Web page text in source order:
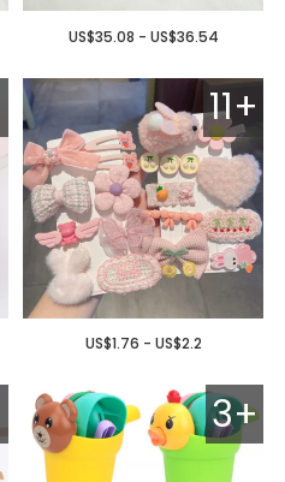
US$35.08 - US$36.54
11+
US$1.76 - US$2.2
3+